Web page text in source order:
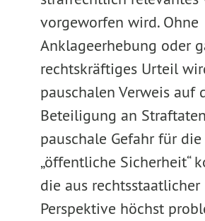
vorgeworfen wird. Ohne
Anklageerhebung oder
rechtskräftiges Urteil
pauschalen Verweis auf
Beteiligung an
pauschale Gefahr für die
„öffentliche Sicherheit“
die aus rechtsstaatlicher
Perspektive höchst